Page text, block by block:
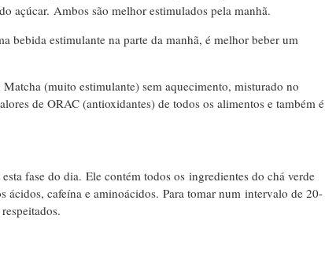
açúcar. Ambos são melhor estimulados pela manhã.
bebida estimulante na parte da manhã, é melhor beber um
(muito estimulante) sem aquecimento, misturado no
de ORAC (antioxidantes) de todos os alimentos e também é
fase do dia. Ele contém todos os ingredientes do chá verde
ácidos, cafeína e aminoácidos. Para tomar num intervalo de 20-